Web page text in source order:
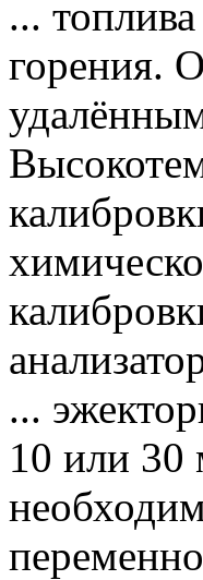
...
горения.
...
10 или 30